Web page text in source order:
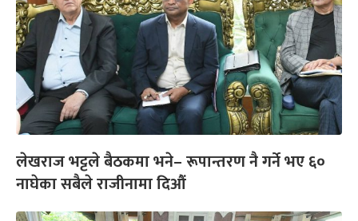
लेखराज भट्टले बैठकमा भने– रूपान्तरण नै गर्ने भए ६०
नाघेका सबैले राजीनामा दिऔं